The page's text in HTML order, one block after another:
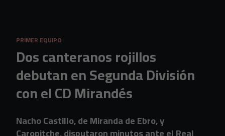
PRIMER EQUIPO
Dos canteranos rojillos
debutan en Segunda División
con el CD Mirandés
Nacho Castillo, de Miranda de Ebro, y